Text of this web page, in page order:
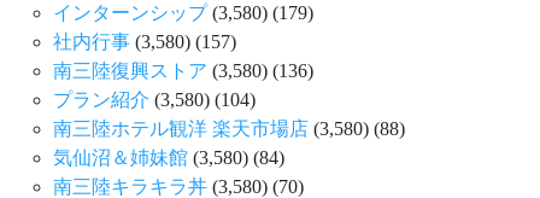
インターンシップ(3,580) (179)
社内行事 (3,580) (157)
南三陸復興ストア (3,580) (136)
プラン紹介 (3,580) (104)
南三陸ホテル観洋 楽天市場店 (3,580) (88)
気仙沼＆姉妹館 (3,580) (84)
南三陸キラキラ丼 (3,580) (70)